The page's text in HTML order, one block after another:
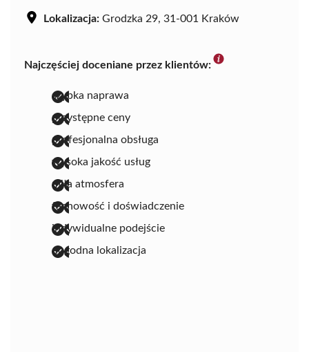
Lokalizacja: Grodzka 29, 31-001 Kraków
Najczęściej doceniane przez klientów:
szybka naprawa
przystępne ceny
profesjonalna obsługa
wysoka jakość usług
miła atmosfera
fachowość i doświadczenie
indywidualne podejście
dogodna lokalizacja